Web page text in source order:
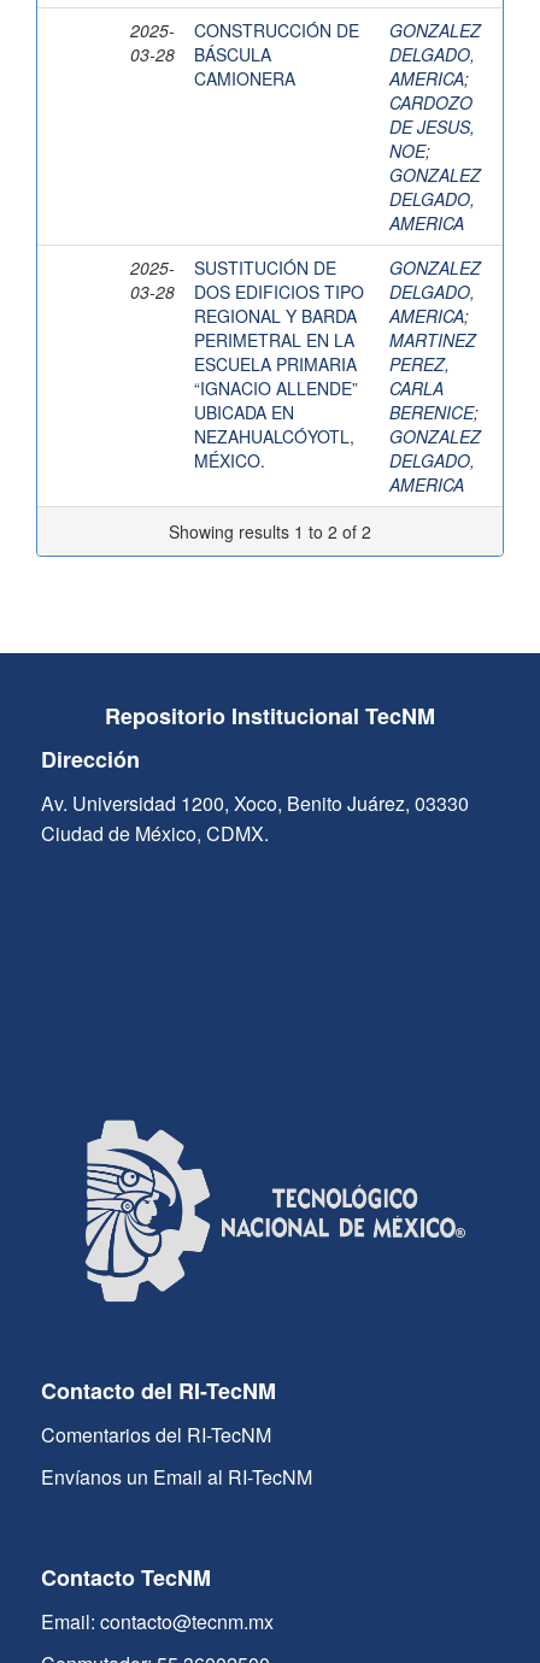
2025-
03-28
CONSTRUCCIÓN DE
BÁSCULA
CAMIONERA
GONZALEZ
DELGADO,
AMERICA;
CARDOZO
DE JESUS,
NOE;
GONZALEZ
DELGADO,
AMERICA
2025-
03-28
SUSTITUCIÓN DE
DOS EDIFICIOS TIPO
REGIONAL Y BARDA
PERIMETRAL EN LA
ESCUELA PRIMARIA
“IGNACIO ALLENDE”
UBICADA EN
NEZAHUALCÓYOTL,
MÉXICO.
GONZALEZ
DELGADO,
AMERICA;
MARTINEZ
PEREZ,
CARLA
BERENICE;
GONZALEZ
DELGADO,
AMERICA
Showing results 1 to 2 of 2
Repositorio Institucional TecNM
Dirección
Av. Universidad 1200, Xoco, Benito Juárez, 03330
Ciudad de México, CDMX.
Contacto del RI-TecNM
Comentarios del RI-TecNM
Envíanos un Email al RI-TecNM
Contacto TecNM
Email: contacto@tecnm.mx